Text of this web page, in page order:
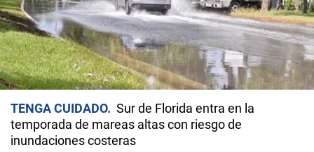
TENGA CUIDADO
Sur de Florida entra en la
temporada de mareas altas con riesgo de
inundaciones costeras